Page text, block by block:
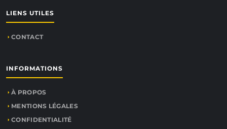
LIENS UTILES
CONTACT
INFORMATIONS
À PROPOS
MENTIONS LÉGALES
CONFIDENTIALITÉ